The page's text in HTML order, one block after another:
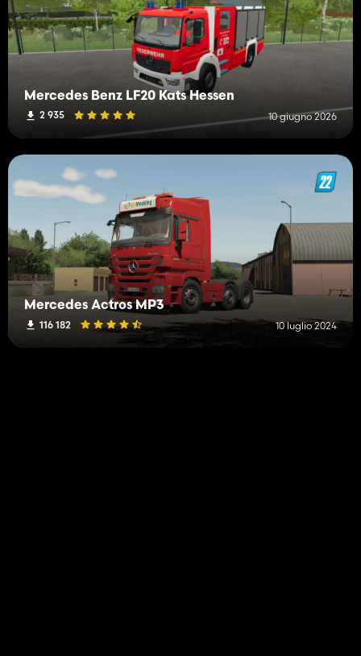
Mercedes Benz LF20 Kats Hessen
2 935 10 giugno 2026
Mercedes Actros MP3
116 182 10 luglio 2024